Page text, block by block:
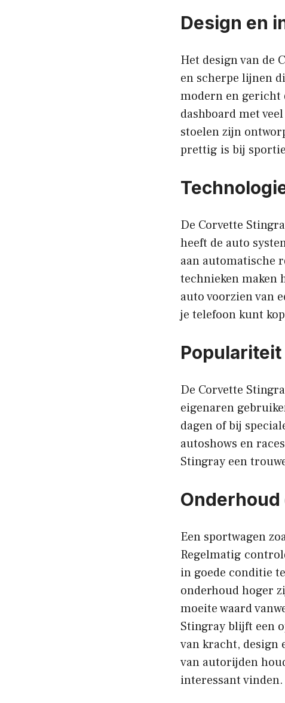
Design en
Het design van de
en scherpe lijnen
modern en gericht
dashboard met
stoelen zijn
prettig is bij
De Corvette
heeft de auto
aan automatische
technieken maken
auto voorzien van
je telefoon kunt
De Corvette
eigenaren
dagen of bij
autoshows en
Stingray een
Onderhoud
Een sportwagen
Regelmatig
in goede conditie
onderhoud hoger
moeite waard
Stingray blijft een
van kracht, design
van autorijden
interessant vinden.